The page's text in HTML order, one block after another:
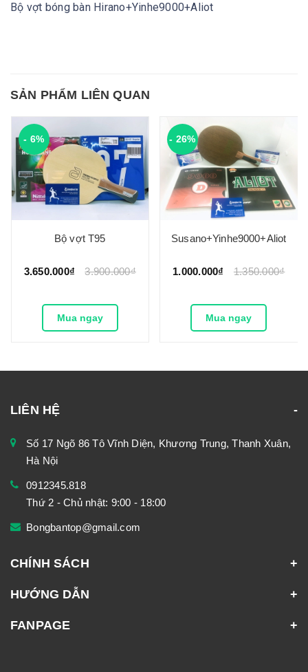
Bộ vợt bóng bàn Hirano+Yinhe9000+Aliot
SẢN PHẨM LIÊN QUAN
- 6%
Bộ vợt T95
3.650.000₫ 3.900.000₫
Mua ngay
- 26%
Susano+Yinhe9000+Aliot
1.000.000₫ 1.350.000₫
Mua ngay
LIÊN HỆ
Số 17 Ngõ 86 Tô Vĩnh Diện, Khương Trung, Thanh Xuân,
Hà Nội
0912345.818
Thứ 2 - Chủ nhật: 9:00 - 18:00
Bongbantop@gmail.com
CHÍNH SÁCH
HƯỚNG DẪN
FANPAGE